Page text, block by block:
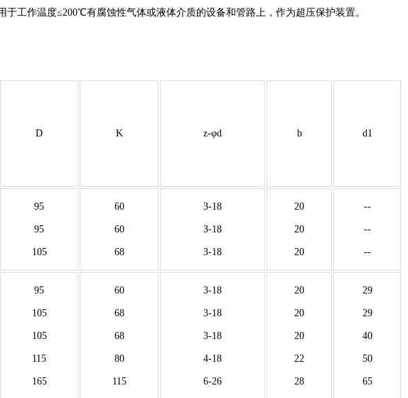
工作温度≤200℃有腐蚀性气体或液体介质的设备和管路上，作为超压保护装置。
D K z-φd b d1
95
95
105
60
60
68
3-18
3-18
3-18
20
20
20
--
--
--
95
105
105
115
165
60
68
68
80
115
3-18
3-18
3-18
4-18
6-26
20
20
20
22
28
29
29
40
50
65